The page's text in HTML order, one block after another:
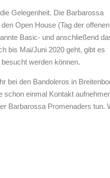
Gelegenheit. Die Barbarossa
Open House (Tag der
Basic- und anschließend
bis Mai/Juni 2020 geht, gibt es
werden können.
bei den Bandoleros in
schon einmal Kontakt
Barbarossa Promenaders tun.